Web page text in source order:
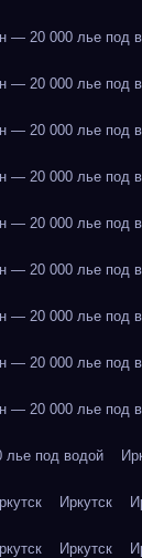
— 20 000 лье под
— 20 000 лье под
— 20 000 лье под
— 20 000 лье под
— 20 000 лье под
— 20 000 лье под
— 20 000 лье под
— 20 000 лье под
— 20 000 лье под
под водой
Иркутск
Иркутск